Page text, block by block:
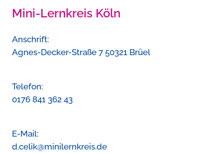
Mini-Lernkreis Köln
Anschrift:
Agnes-Decker-Straße 7 50321 Brüel
Telefon:
0176 841 362 43
E-Mail:
d.celik@minilernkreis.de